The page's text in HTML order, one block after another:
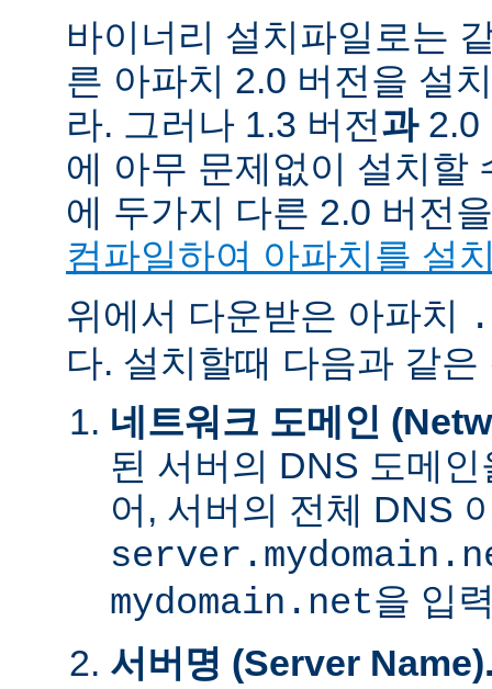
바이너리 설치파일로는
른 아파치 2.0 버전을 설
라. 그러나 1.3 버전과2.0
에 아무 문제없이 설치할
에 두가지 다른 2.0 버전
컴파일하여 아파치를 설
위에서 다운받은 아파치
다. 설치할때 다음과 같
네트워크 도메인
된 서버의 DNS 도메
어, 서버의 전체 DNS
mydomain.net을 입
서버명 (Server